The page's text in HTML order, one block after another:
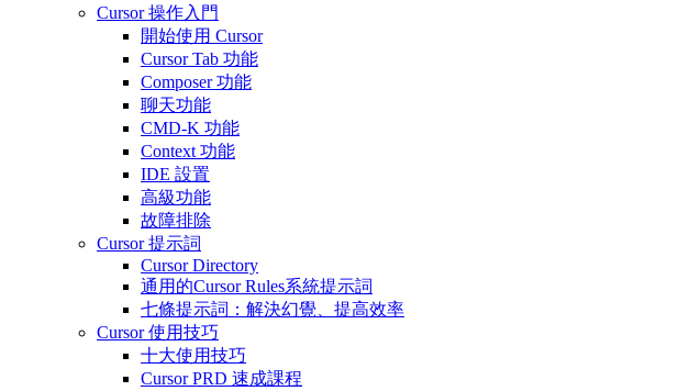
Cursor 操作入門
開始使用 Cursor
Cursor Tab 功能
Composer 功能
聊天功能
CMD-K 功能
Context 功能
IDE 設置
高級功能
故障排除
Cursor 提示詞
Cursor Directory
通用的Cursor Rules系統提示詞
七條提示詞：解決幻覺、提高效率
Cursor 使用技巧
十大使用技巧
Cursor PRD 速成課程